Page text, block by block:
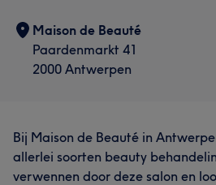
Maison de Beauté
Paardenmarkt 41
2000 Antwerpen
Bij Maison de Beauté in
allerlei soorten beauty
verwennen door deze salon en